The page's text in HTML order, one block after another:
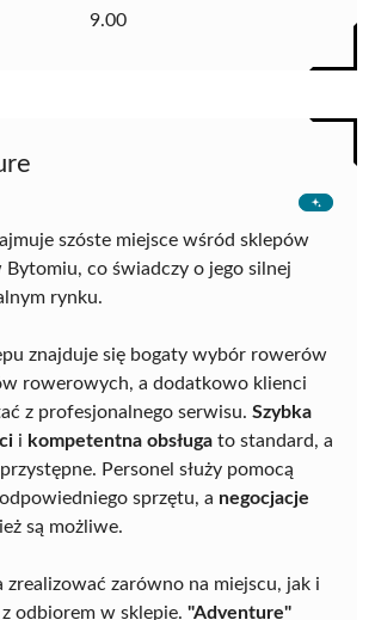
9.00
szóste miejsce wśród sklepów
co świadczy o jego silnej
rynku.
znajduje się bogaty wybór rowerów
rowerowych, a dodatkowo klienci
z profesjonalnego serwisu. Szybka
i kompetentna obsługa to standard, a
Personel służy pomocą
sprzętu, a negocjacje
są możliwe.
zrealizować zarówno na miejscu, jak i
odbiorem w sklepie. "Adventure"